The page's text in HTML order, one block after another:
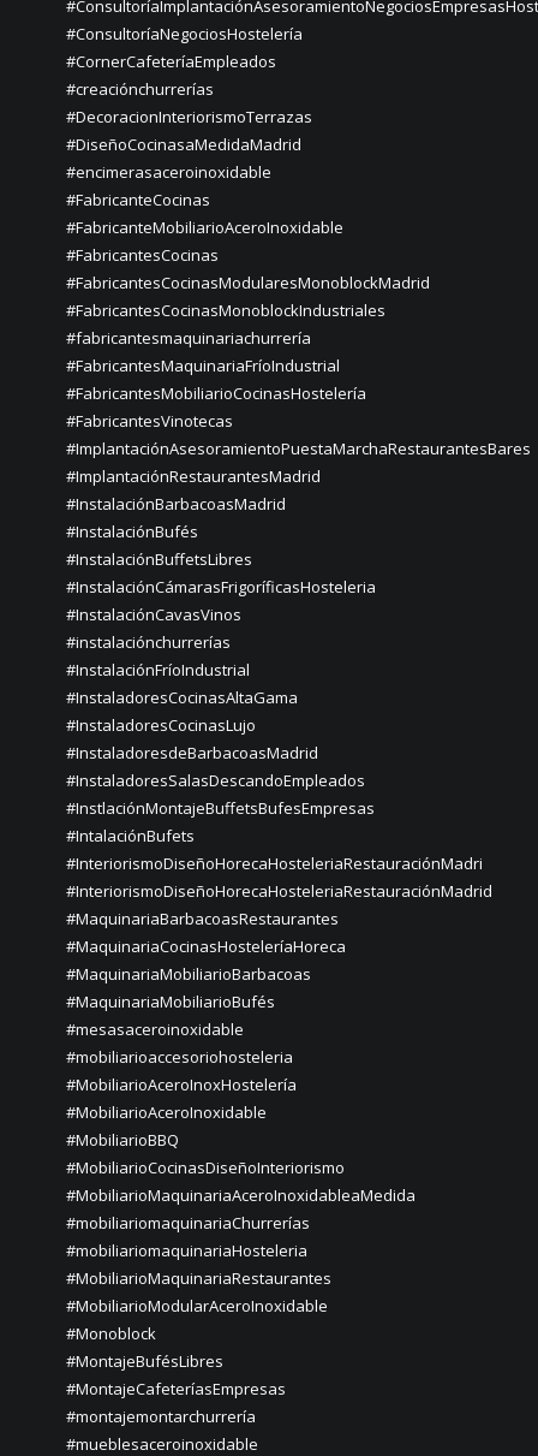
#ConsultoríaNegociosHostelería
#CornerCafeteríaEmpleados
#creaciónchurrerías
#DecoracionInteriorismoTerrazas
#DiseñoCocinasaMedidaMadrid
#encimerasaceroinoxidable
#FabricanteCocinas
#FabricanteMobiliarioAceroInoxidable
#FabricantesCocinas
#FabricantesCocinasModularesMonoblockMadrid
#FabricantesCocinasMonoblockIndustriales
#fabricantesmaquinariachurrería
#FabricantesMaquinariaFríoIndustrial
#FabricantesMobiliarioCocinasHostelería
#FabricantesVinotecas
#ImplantaciónAsesoramientoPuestaMarchaRestaurantesBares
#ImplantaciónRestaurantesMadrid
#InstalaciónBarbacoasMadrid
#InstalaciónBufés
#InstalaciónBuffetsLibres
#InstalaciónCámarasFrigoríficasHosteleria
#InstalaciónCavasVinos
#instalaciónchurrerías
#InstalaciónFríoIndustrial
#InstaladoresCocinasAltaGama
#InstaladoresCocinasLujo
#InstaladoresdeBarbacoasMadrid
#InstaladoresSalasDescandoEmpleados
#InstlaciónMontajeBuffetsBufesEmpresas
#IntalaciónBufets
#InteriorismoDiseñoHorecaHosteleriaRestauraciónMadri
#InteriorismoDiseñoHorecaHosteleriaRestauraciónMadrid
#MaquinariaBarbacoasRestaurantes
#MaquinariaCocinasHosteleríaHoreca
#MaquinariaMobiliarioBarbacoas
#MaquinariaMobiliarioBufés
#mesasaceroinoxidable
#mobiliarioaccesoriohosteleria
#MobiliarioAceroInoxHostelería
#MobiliarioAceroInoxidable
#MobiliarioBBQ
#MobiliarioCocinasDiseñoInteriorismo
#MobiliarioMaquinariaAceroInoxidableaMedida
#mobiliariomaquinariaChurrerías
#mobiliariomaquinariaHosteleria
#MobiliarioMaquinariaRestaurantes
#MobiliarioModularAceroInoxidable
#Monoblock
#MontajeBufésLibres
#MontajeCafeteríasEmpresas
#montajemontarchurrería
#mueblesaceroinoxidable